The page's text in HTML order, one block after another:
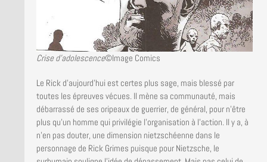
Crise d’adolescence©Image Comics
Le Rick d’aujourd’hui est certes plus sage, mais blessé par
toutes les épreuves vécues. Il mène sa communauté, mais
débarrassé de ses oripeaux de guerrier, de général, pour n’être
plus qu’un homme qui privilégie l’organisation à l’action. Il y a, à
n’en pas douter, une dimension nietzschéenne dans le
personnage de Rick Grimes puisque pour Nietzsche, le